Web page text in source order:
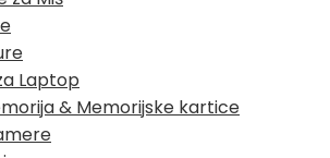
Laptop
& Memorijske kartice